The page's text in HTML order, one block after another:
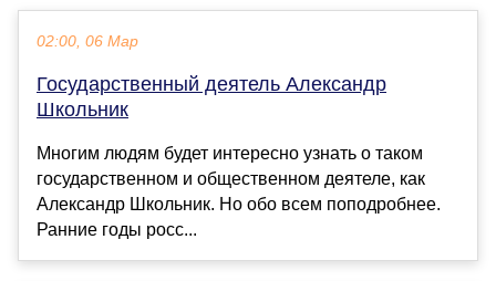
02:00, 06 Мар
Государственный деятель Александр
Школьник
Многим людям будет интересно узнать о таком
государственном и общественном деятеле, как
Александр Школьник. Но обо всем поподробнее.
Ранние годы росс...